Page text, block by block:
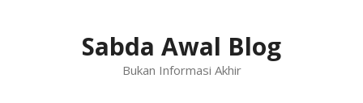
Sabda Awal Blog
Bukan Informasi Akhir